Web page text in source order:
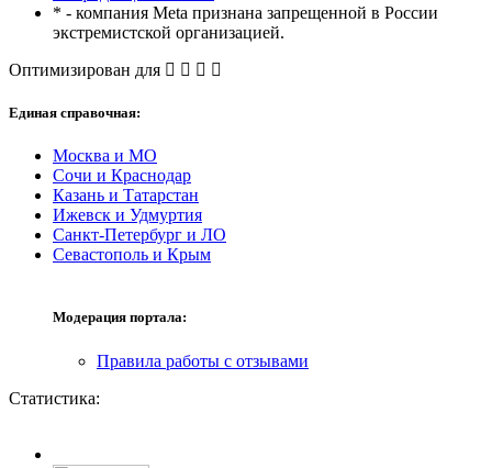
* - компания Meta признана запрещенной в России
экстремистской организацией.
Оптимизирован для
Единая справочная:
Москва и МО
Сочи и Краснодар
Казань и Татарстан
Ижевск и Удмуртия
Санкт-Петербург и ЛО
Севастополь и Крым
Модерация портала:
Правила работы с отзывами
Статистика: